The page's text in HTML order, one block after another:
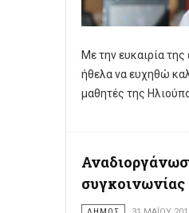
Με την ευκαιρία
ήθελα να ευχηθώ
μαθητές της